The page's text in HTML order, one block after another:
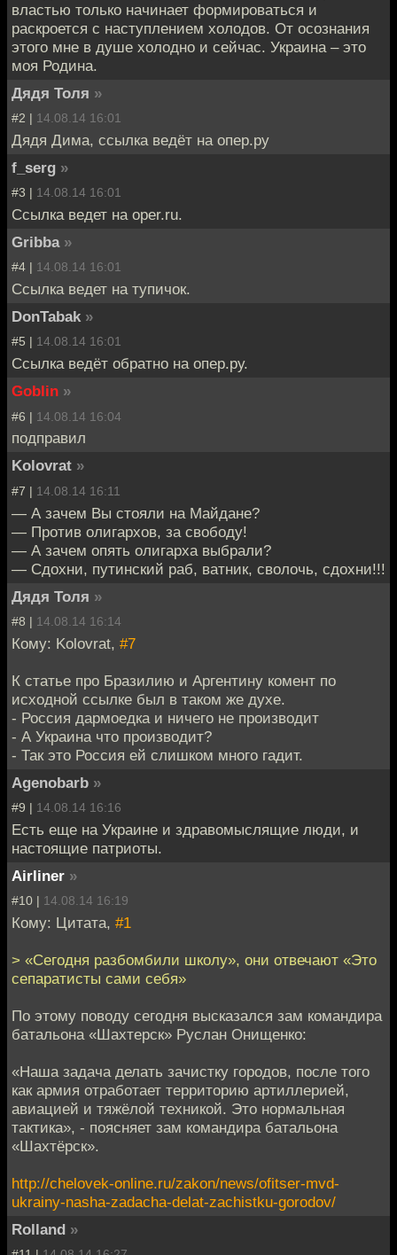
властью только начинает формироваться и
раскроется с наступлением холодов. От осознания
этого мне в душе холодно и сейчас. Украина – это
моя Родина.
Дядя Толя »
#2 | 14.08.14 16:01
Дядя Дима, ссылка ведёт на опер.ру
f_serg »
#3 | 14.08.14 16:01
Ссылка ведет на oper.ru.
Gribba »
#4 | 14.08.14 16:01
Ссылка ведет на тупичок.
DonTabak »
#5 | 14.08.14 16:01
Ссылка ведёт обратно на опер.ру.
Goblin »
#6 | 14.08.14 16:04
подправил
Kolovrat »
#7 | 14.08.14 16:11
— А зачем Вы стояли на Майдане?
— Против олигархов, за свободу!
— А зачем опять олигарха выбрали?
— Сдохни, путинский раб, ватник, сволочь, сдохни!!!
Дядя Толя »
#8 | 14.08.14 16:14
Кому: Kolovrat, #7
К статье про Бразилию и Аргентину комент по
исходной ссылке был в таком же духе.
- Россия дармоедка и ничего не производит
- А Украина что производит?
- Так это Россия ей слишком много гадит.
Agenobarb »
#9 | 14.08.14 16:16
Есть еще на Украине и здравомыслящие люди, и
настоящие патриоты.
Airliner »
#10 | 14.08.14 16:19
Кому: Цитата, #1
> «Сегодня разбомбили школу», они отвечают «Это
сепаратисты сами себя»
По этому поводу сегодня высказался зам командира
батальона «Шахтерск» Руслан Онищенко:
«Наша задача делать зачистку городов, после того
как армия отработает территорию артиллерией,
авиацией и тяжёлой техникой. Это нормальная
тактика», - поясняет зам командира батальона
«Шахтёрск».
http://chelovek-online.ru/zakon/news/ofitser-mvd-
ukrainy-nasha-zadacha-delat-zachistku-gorodov/
Rolland »